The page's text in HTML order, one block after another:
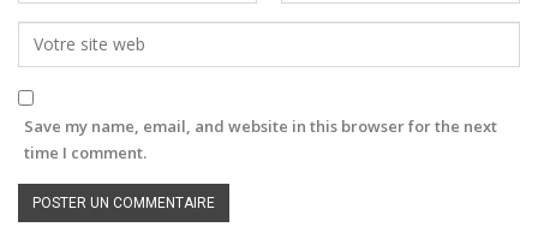
Save my name, email, and website in this browser for the next
time I comment.